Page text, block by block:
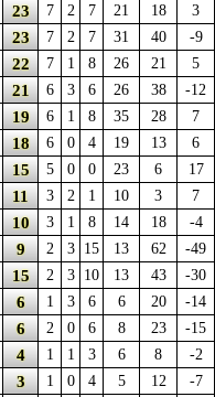
23 7 2 7 21 18
3
23 7 2 7 31 40
-9
22 7 1 8 26 21
5
21 6 3 6 26 38
-12
19 6 1 8 35 28
7
18 6 0 4 19 13
6
15 5 0 0 23 6
17
11 3 2 1 10 3
7
10 3 1 8 14 18
-4
9 2 3 15 13 62
-49
15 2 3 10 13 43
-30
6 1 3 6 6 20
-14
6 2 0 6 8 23
-15
4 1 1 3 6 8
-2
3 1 0 4 5 12
-7